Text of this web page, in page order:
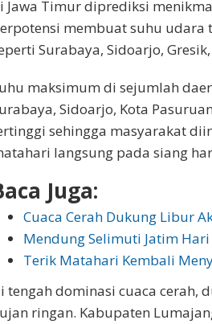
Jawa Timur diprediksi
membuat suhu udara
Surabaya, Sidoarjo,
maksimum di sejumlah
Sidoarjo, Kota
sehingga masyarakat
langsung pada siang
Juga:
Cuaca Cerah Dukung Libur
Mendung Selimuti Jatim
Terik Matahari Kembali
tengah dominasi cuaca
ringan. Kabupaten